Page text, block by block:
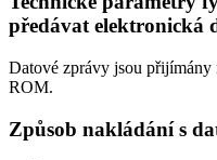
předávat elektronická
Datové zprávy jsou přijímány
ROM.
Způsob nakládání s